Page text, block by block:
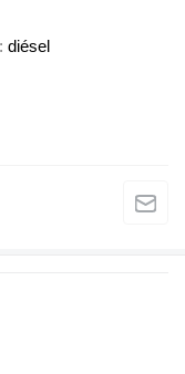
diésel